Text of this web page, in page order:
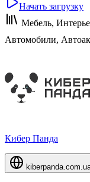
Начать загрузку
Мебель,
Автомобили,
Кибер Панда